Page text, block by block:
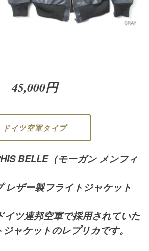
45,000円
ドイツ空軍タイプ
BELLE（モーガン メンフィ
レザー製フライトジャケット
イツ連邦空軍で採用されていた
ャケットのレプリカです。